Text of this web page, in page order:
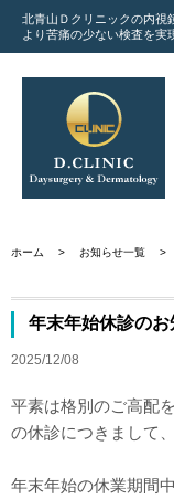
北青山Ｄクリニックの内視
より苦痛の少ない検査を実
ホーム > お知らせ一覧 >
年末年始休診のお
2025/12/08
平素は格別のご高配
の休診につきまして
年末年始の休業期間